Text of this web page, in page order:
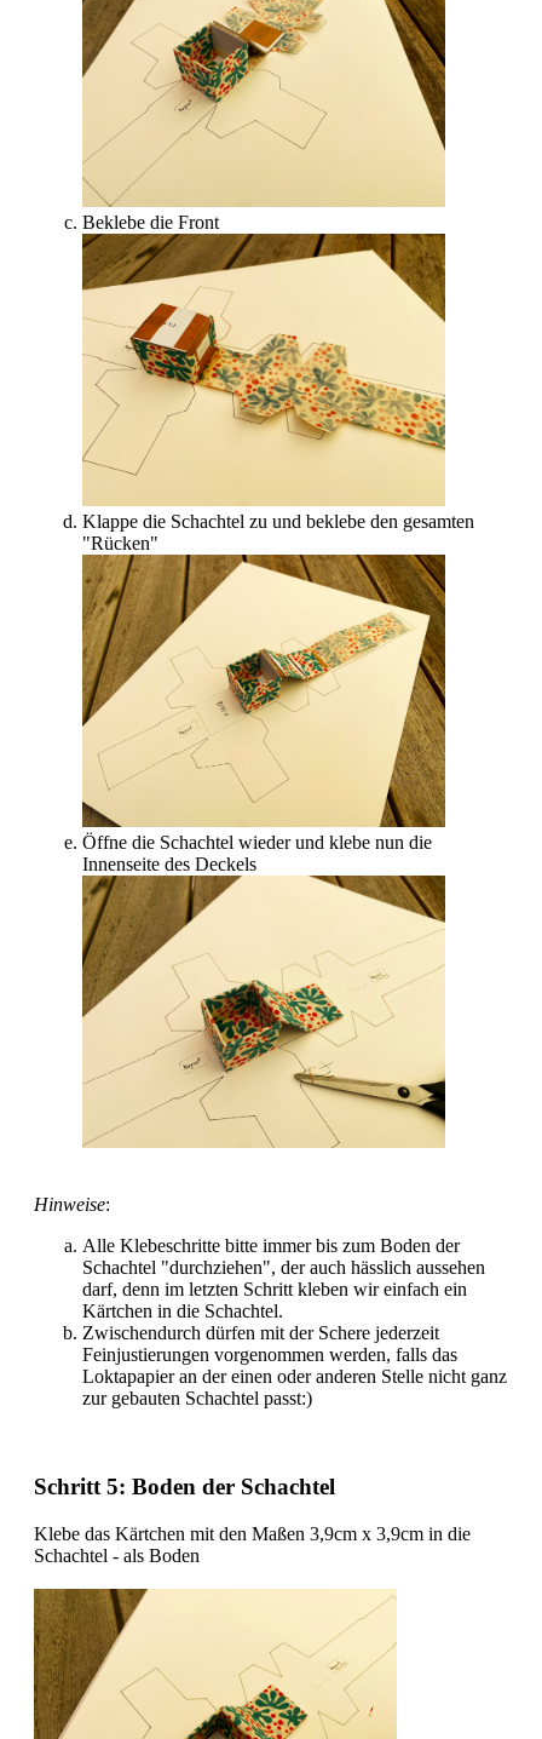
Beklebe die Front
Klappe die Schachtel zu und beklebe den gesamten
"Rücken"
Öffne die Schachtel wieder und klebe nun die
Innenseite des Deckels
Hinweise:
Alle Klebeschritte bitte immer bis zum Boden der
Schachtel "durchziehen", der auch hässlich aussehen
darf, denn im letzten Schritt kleben wir einfach ein
Kärtchen in die Schachtel.
Zwischendurch dürfen mit der Schere jederzeit
Feinjustierungen vorgenommen werden, falls das
Loktapapier an der einen oder anderen Stelle nicht ganz
zur gebauten Schachtel passt:)
Schritt 5: Boden der Schachtel
Klebe das Kärtchen mit den Maßen 3,9cm x 3,9cm in die
Schachtel - als Boden